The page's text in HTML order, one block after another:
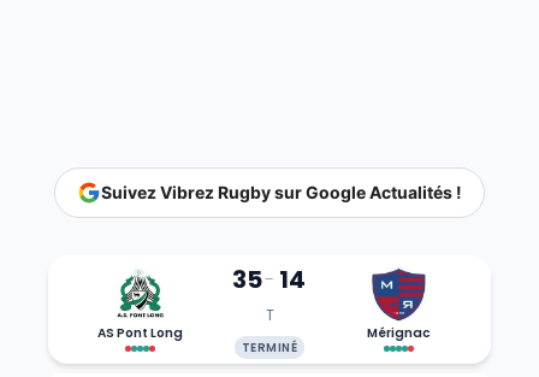
Suivez Vibrez Rugby sur Google Actualités !
AS Pont Long
35- 14
T
TERMINÉ
Mérignac